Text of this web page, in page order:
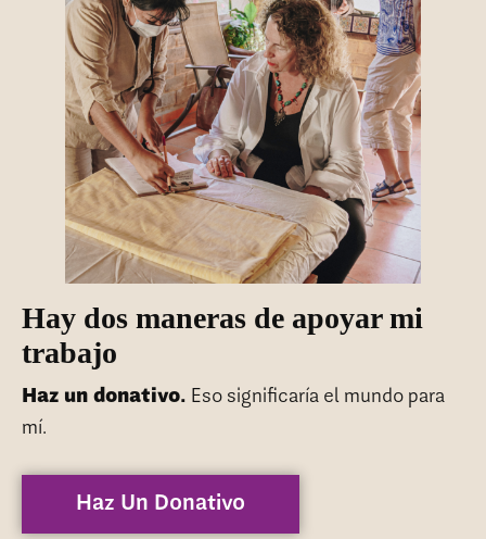
Hay dos maneras de apoyar mi
trabajo
Haz un donativo. Eso significaría el mundo para
mí.
Haz Un Donativo